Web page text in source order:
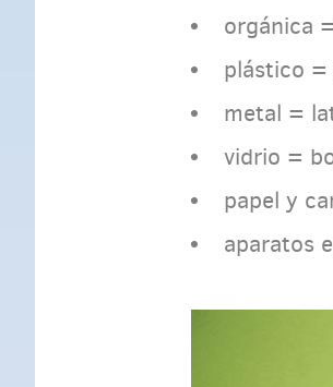
orgánica
plástico =
metal =
vidrio =
papel y
aparatos